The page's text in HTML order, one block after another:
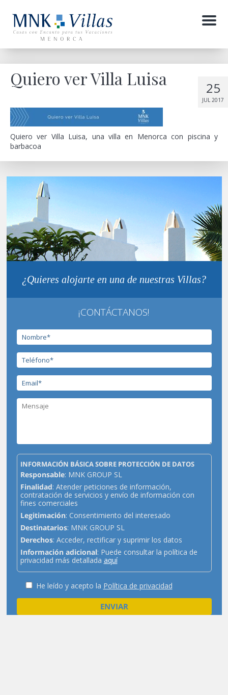
Menu
25
JUL 2017
Quiero ver Villa Luisa
Quiero ver Villa Luisa, una villa en Menorca con piscina y
barbacoa
¿Quieres alojarte en una de nuestras Villas?
¡CONTÁCTANOS!
INFORMACIÓN BÁSICA SOBRE PROTECCIÓN DE DATOS
Responsable: MNK GROUP SL
Finalidad: Atender peticiones de información,
contratación de servicios y envío de información con
fines comerciales
Legitimación: Consentimiento del interesado
Destinatarios: MNK GROUP SL
Derechos: Acceder, rectificar y suprimir los datos
Información adicional: Puede consultar la política de
privacidad más detallada aquí
He leído y acepto la Política de privacidad